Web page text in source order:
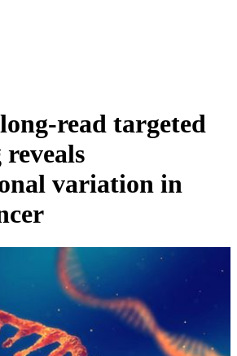
read targeted
reveals
variation in